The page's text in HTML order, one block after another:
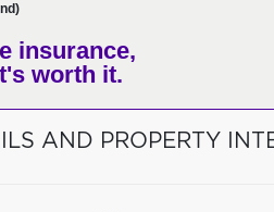
insurance,
worth it.
AND PROPERTY